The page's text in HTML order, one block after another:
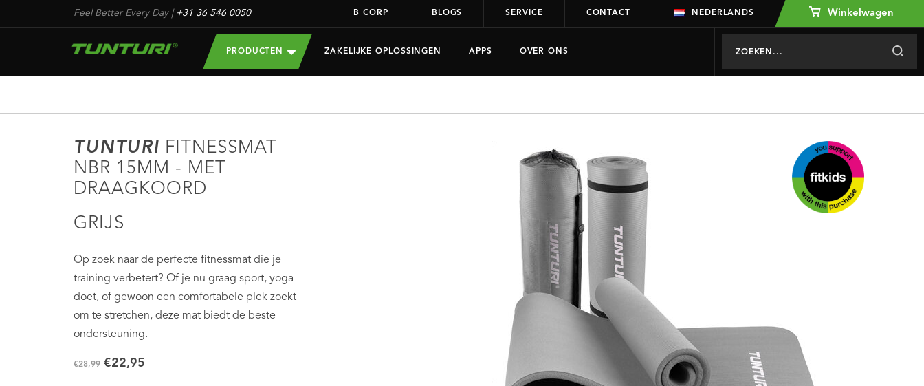
Feel Better Every Day| +31 36 546 0050 B CORP BLOGS SERVICE CONTACT NEDERLANDS Winkelwagen
PRODUCTEN ZAKELIJKE OPLOSSINGEN APPS OVER ONS
TUNTURI FITNESSMAT
NBR 15MM - MET
DRAAGKOORD
GRIJS
Op zoek naar de perfecte fitnessmat die je
training verbetert? Of je nu graag sport, yoga
doet, of gewoon een comfortabele plek zoekt
om te stretchen, deze mat biedt de beste
ondersteuning.
€28,99 €22,95